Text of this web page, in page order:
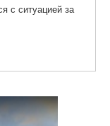
с ситуацией за